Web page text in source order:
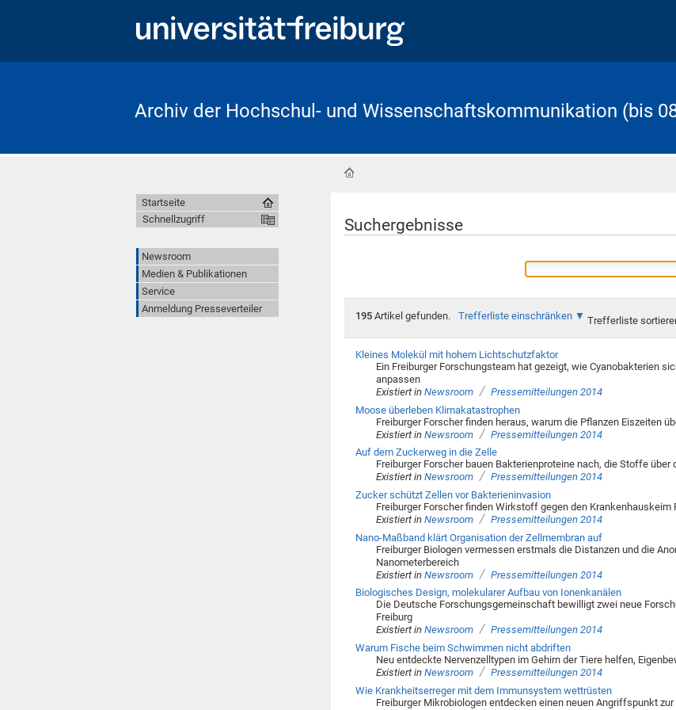
Archiv der Hochschul- und Wissenschaftskommunikation (bis
Suchergebnisse
195Artikel gefunden. Trefferliste einschränken Trefferliste
Kleines Molekül mit hohem Lichtschutzfaktor
Ein Freiburger Forschungsteam hat gezeigt, wie Cyanobakterien
anpassen
Existiert in Newsroom / Pressemitteilungen 2014
Moose überleben Klimakatastrophen
Freiburger Forscher finden heraus, warum die Pflanzen Eiszeiten
Existiert in Newsroom / Pressemitteilungen 2014
Auf dem Zuckerweg in die Zelle
Freiburger Forscher bauen Bakterienproteine nach, die Stoffe
Existiert in Newsroom / Pressemitteilungen 2014
Zucker schützt Zellen vor Bakterieninvasion
Freiburger Forscher finden Wirkstoff gegen den Krankenhauskeim
Existiert in Newsroom / Pressemitteilungen 2014
Nano-Maßband klärt Organisation der Zellmembran auf
Freiburger Biologen vermessen erstmals die Distanzen und die
Nanometerbereich
Existiert in Newsroom / Pressemitteilungen 2014
Biologisches Design, molekularer Aufbau von Ionenkanälen
Die Deutsche Forschungsgemeinschaft bewilligt zwei neue
Freiburg
Existiert in Newsroom / Pressemitteilungen 2014
Warum Fische beim Schwimmen nicht abdriften
Neu entdeckte Nervenzelltypen im Gehirn der Tiere helfen,
Existiert in Newsroom / Pressemitteilungen 2014
Wie Krankheitserreger mit dem Immunsystem wettrüsten
Freiburger Mikrobiologen entdecken einen neuen Angriffspunkt
Startseite
Schnellzugriff
Newsroom
Medien & Publikationen
Service
Anmeldung Presseverteiler